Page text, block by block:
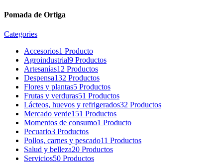
Pomada de Ortiga
Categories
Accesorios1 Producto
Agroindustrial9 Productos
Artesanías12 Productos
Despensa132 Productos
Flores y plantas5 Productos
Frutas y verduras51 Productos
Lácteos, huevos y refrigerados32 Productos
Mercado verde151 Productos
Momentos de consumo1 Producto
Pecuario3 Productos
Pollos, carnes y pescado11 Productos
Salud y belleza20 Productos
Servicios50 Productos